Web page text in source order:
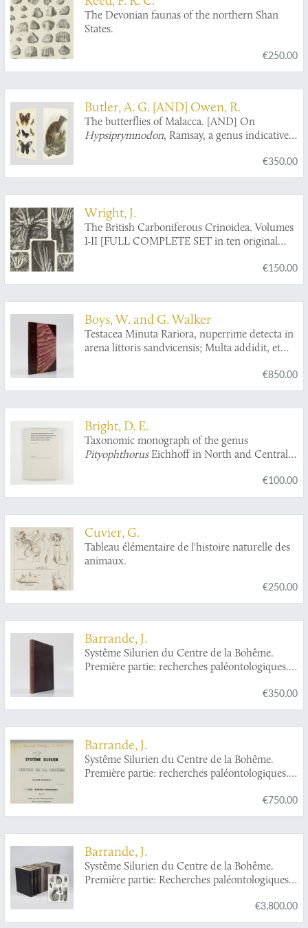
The Devonian faunas of the northern Shan
States.
€250.00
Butler, A. G. [AND] Owen, R.
The butterflies of Malacca. [AND] On
Hypsiprymnodon, Ramsay, a genus indicative
€350.00
Wright, J.
The British Carboniferous Crinoidea. Volumes
I-II [FULL COMPLETE SET in ten original
€150.00
Boys, W. and G. Walker
Testacea Minuta Rariora, nuperrime detecta in
arena littoris sandvicensis; Multa addidit, et
accurate delineavit. A collection of the minute
and rare shells, lately discovered in the sand of
drawn, as magnified with the microscope.
€850.00
Bright, D. E.
Taxonomic monograph of the genus
PityophthorusEichhoff in North and Central
€100.00
Cuvier, G.
Tableau élémentaire de l'histoire naturelle des
animaux.
€250.00
Barrande, J.
Systême Silurien du Centre de la Bohême.
Première partie: recherches paléontologiques.
€350.00
Barrande, J.
Systême Silurien du Centre de la Bohême.
Première partie: recherches paléontologiques.
brachiopodes. Trois chapitres de texte et
€750.00
Barrande, J.
Systême Silurien du Centre de la Bohême.
Première partie: Recherches paléontologiques.
céphalopodes. Texte et 544 planches.
€3,800.00